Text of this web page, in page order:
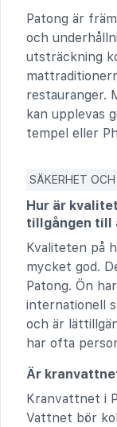
Patong är
och
utsträckning
restauranger.
kan upplevas
tempel eller
SÄKERHET
Hur är
tillgången till
Kvaliteten på
mycket god.
Patong. Ön
internationell
och är
har ofta
Är
Kranvattnet i
Vattnet bör